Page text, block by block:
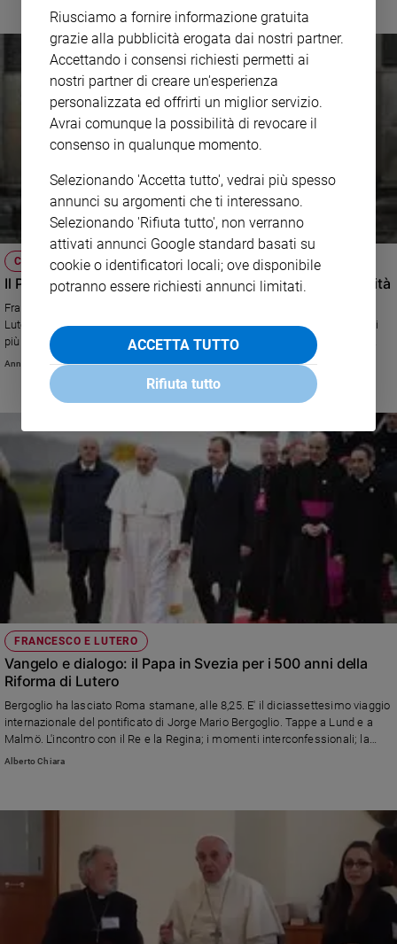
CHIESA
Il Papa in Svezia: purificare la memoria, lavorare per l'unità
Francesco è a Malmö per celebrare i 500 anni della Riforma di Martin
Lutero. Per la prima volta luterani e cattolici festeggiano insieme, ai livelli
più alti. Questo è un viaggio importante nel campo dell'ecumenismo ha
detto Bergoglio in volo da Roma. Le aperture dei luterani e dei valdesi
Annachiara Valle
FRANCESCO E LUTERO
Vangelo e dialogo: il Papa in Svezia per i 500 anni della
Riforma di Lutero
Bergoglio ha lasciato Roma stamane, alle 8,25. E' il diciassettesimo viaggio
internazionale del pontificato di Jorge Mario Bergoglio. Tappe a Lund e a
Malmö. L'incontro con il Re e la Regina; i momenti interconfessionali; la
Messa con la minuscola comunità cattolica: il programma completo.
Alberto Chiara
Riusciamo a fornire informazione gratuita
grazie alla pubblicità erogata dai nostri partner.
Accettando i consensi richiesti permetti ai
nostri partner di creare un'esperienza
personalizzata ed offrirti un miglior servizio.
Avrai comunque la possibilità di revocare il
consenso in qualunque momento.
Selezionando 'Accetta tutto', vedrai più spesso
annunci su argomenti che ti interessano.
Selezionando 'Rifiuta tutto', non verranno
attivati annunci Google standard basati su
cookie o identificatori locali; ove disponibile
potranno essere richiesti annunci limitati.
ACCETTA TUTTO
Rifiuta tutto